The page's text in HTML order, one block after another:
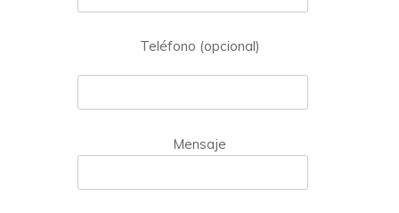
Teléfono (opcional)
Mensaje